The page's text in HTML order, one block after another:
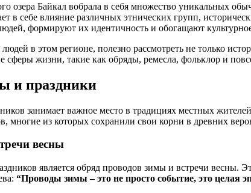
озера Байкал вобрала в себя множество уникальных
в себе влияние различных этнических групп,
формируют их идентичность и обогащают
в этом регионе, полезно рассмотреть не только
жизни, такие как обряды, ремесла, фольклор и
и праздники
занимает важное место в традициях местных
многие из которых сохранили свои корни в древних
весны
является обряд проводов зимы и встречи
“Проводы зимы – это не просто событие, это целая